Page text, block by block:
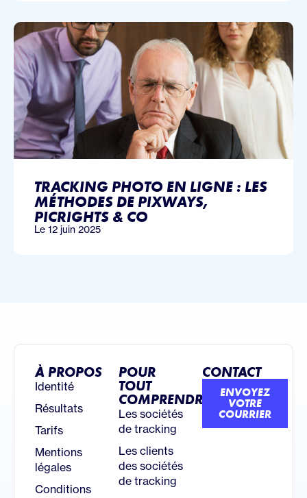
TRACKING PHOTO EN LIGNE : LES
MÉTHODES DE PIXWAYS,
PICRIGHTS & CO
Le 12 juin 2025
À PROPOS
Identité
Résultats
Tarifs
Mentions
légales
Conditions
POUR
TOUT
COMPRENDRE
Les sociétés
de tracking
Les clients
des sociétés
de tracking
CONTACT
ENVOYEZ
VOTRE
COURRIER